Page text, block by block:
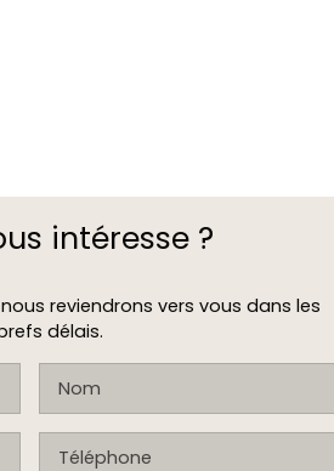
intéresse ?
reviendrons vers vous dans les
délais.
Nom
Téléphone